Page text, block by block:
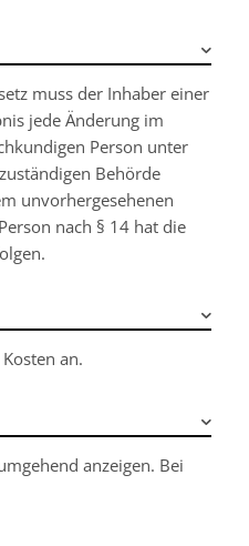
muss der Inhaber einer
jede Änderung im
Person unter
Behörde
unvorhergesehenen
nach § 14 hat die
an.
anzeigen. Bei